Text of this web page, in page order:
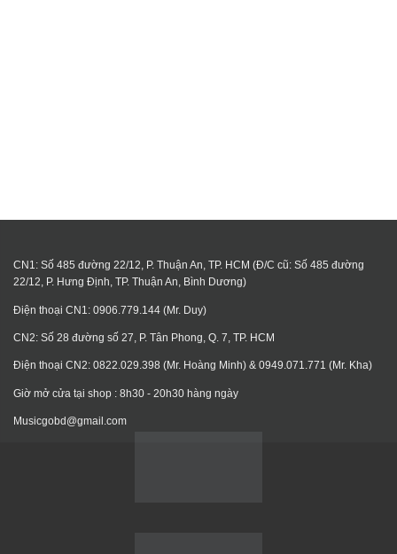
CN1: Số 485 đường 22/12, P. Thuận An, TP. HCM (Đ/C cũ: Số 485 đường
22/12, P. Hưng Định, TP. Thuận An, Bình Dương)
Điện thoại CN1: 0906.779.144 (Mr. Duy)
CN2: Số 28 đường số 27, P. Tân Phong, Q. 7, TP. HCM
Điện thoại CN2: 0822.029.398 (Mr. Hoàng Minh) & 0949.071.771 (Mr. Kha)
Giờ mở cửa tại shop : 8h30 - 20h30 hàng ngày
Musicgobd@gmail.com